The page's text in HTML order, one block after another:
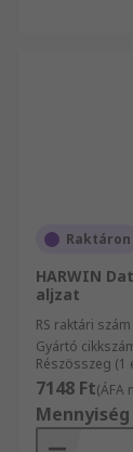
Raktáron
HARWIN
aljzat
RS raktári szám
Gyártó
Részösszeg (1
7148 Ft(ÁFA
Mennyiség